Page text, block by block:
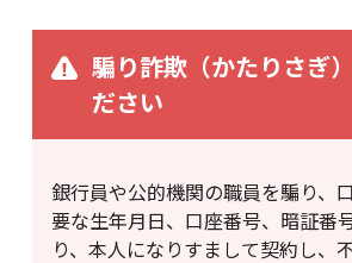
騙り詐欺（かたりさぎ
ださい
銀行員や公的機関の職員を騙り、
要な生年月日、口座番号、暗証番
り、本人になりすまして契約し、